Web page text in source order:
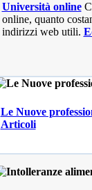
Università online
online, quanto
indirizzi web utili.
Le Nuove
Articoli